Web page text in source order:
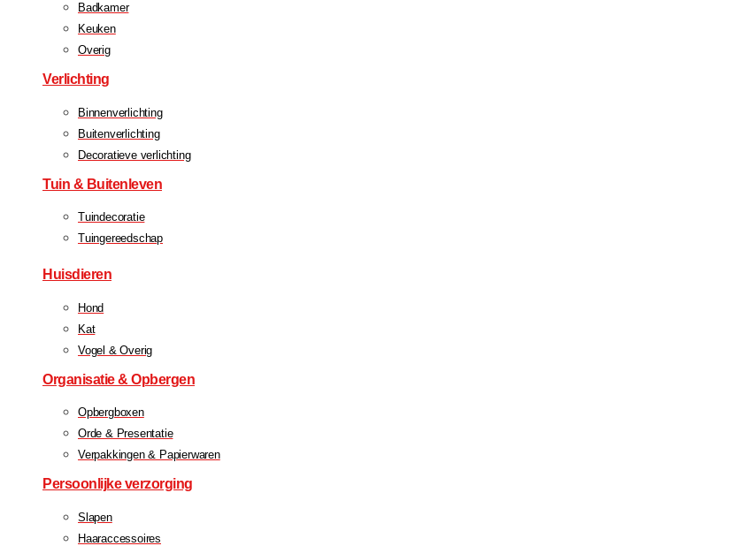
Badkamer
Keuken
Overig
Verlichting
Binnenverlichting
Buitenverlichting
Decoratieve verlichting
Tuin & Buitenleven
Tuindecoratie
Tuingereedschap
Huisdieren
Hond
Kat
Vogel & Overig
Organisatie & Opbergen
Opbergboxen
Orde & Presentatie
Verpakkingen & Papierwaren
Persoonlijke verzorging
Slapen
Haaraccessoires